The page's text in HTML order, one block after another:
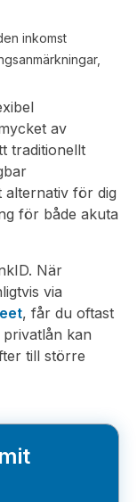
inkomst
av
traditionellt
alternativ för dig
för både akuta
När
via
, får du oftast
kan
till större